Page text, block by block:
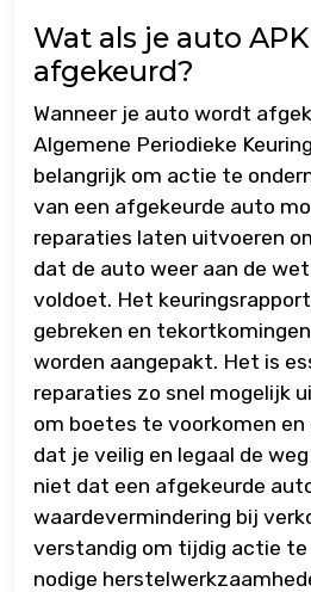
Wat als je auto
afgekeurd?
Wanneer je auto wordt
Algemene Periodieke
belangrijk om actie te
van een afgekeurde auto
reparaties laten uitvoeren
dat de auto weer aan de
voldoet. Het
gebreken en
worden aangepakt. Het is
reparaties zo snel mogelijk
om boetes te voorkomen
dat je veilig en legaal de
niet dat een afgekeurde
waardevermindering bij
verstandig om tijdig actie te
nodige